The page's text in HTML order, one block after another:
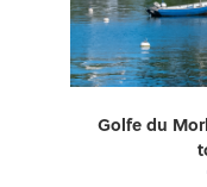
Golfe du